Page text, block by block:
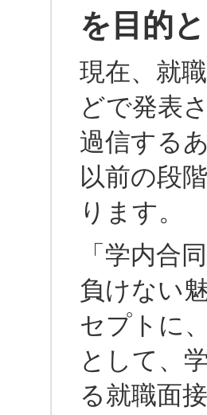
を目的
現在、就
どで発表
過信する
以前の段
ります。
「学内合
負けない
セプトに
として、
る就職面